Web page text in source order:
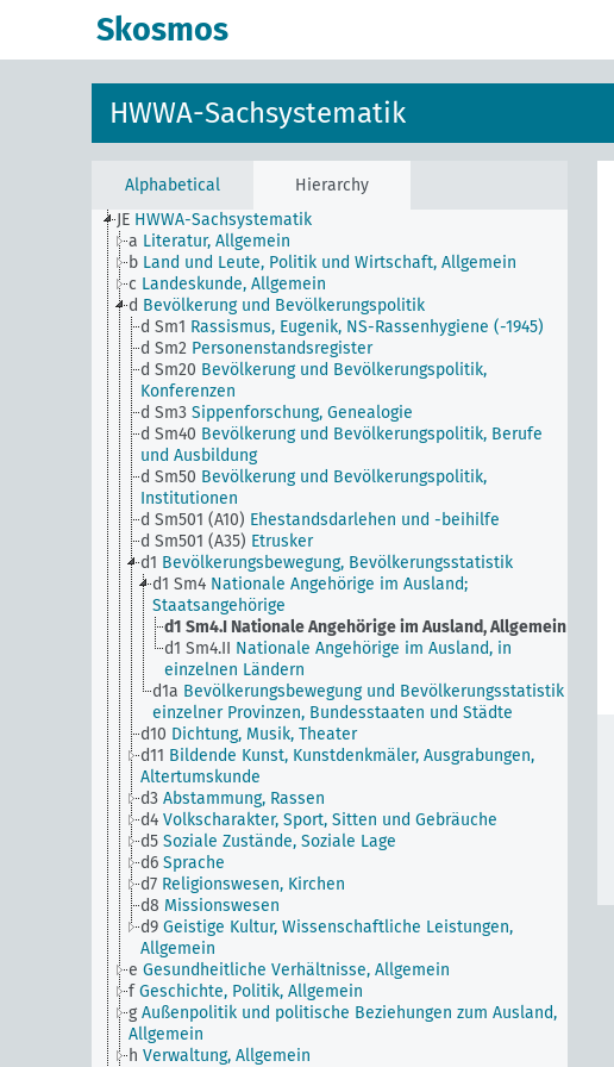
Skosmos
HWWA-Sachsystematik
Alphabetical
Hierarchy
JE HWWA-Sachsystematik
a Literatur, Allgemein
b Land und Leute, Politik und Wirtschaft, Allgemein
c Landeskunde, Allgemein
d Bevölkerung und Bevölkerungspolitik
d Sm1 Rassismus, Eugenik, NS-Rassenhygiene (-1945)
d Sm2 Personenstandsregister
d Sm20 Bevölkerung und Bevölkerungspolitik,
Konferenzen
d Sm3 Sippenforschung, Genealogie
d Sm40 Bevölkerung und Bevölkerungspolitik, Berufe
und Ausbildung
d Sm50 Bevölkerung und Bevölkerungspolitik,
Institutionen
d Sm501 (A10) Ehestandsdarlehen und -beihilfe
d Sm501 (A35) Etrusker
d1 Bevölkerungsbewegung, Bevölkerungsstatistik
d1 Sm4 Nationale Angehörige im Ausland;
Staatsangehörige
d1 Sm4.I Nationale Angehörige im Ausland, Allgemein
d1 Sm4.II Nationale Angehörige im Ausland, in
einzelnen Ländern
d1a Bevölkerungsbewegung und Bevölkerungsstatistik
einzelner Provinzen, Bundesstaaten und Städte
d10 Dichtung, Musik, Theater
d11 Bildende Kunst, Kunstdenkmäler, Ausgrabungen,
Altertumskunde
d3 Abstammung, Rassen
d4 Volkscharakter, Sport, Sitten und Gebräuche
d5 Soziale Zustände, Soziale Lage
d6 Sprache
d7 Religionswesen, Kirchen
d8 Missionswesen
d9 Geistige Kultur, Wissenschaftliche Leistungen,
Allgemein
e Gesundheitliche Verhältnisse, Allgemein
f Geschichte, Politik, Allgemein
g Außenpolitik und politische Beziehungen zum Ausland,
Allgemein
h Verwaltung, Allgemein